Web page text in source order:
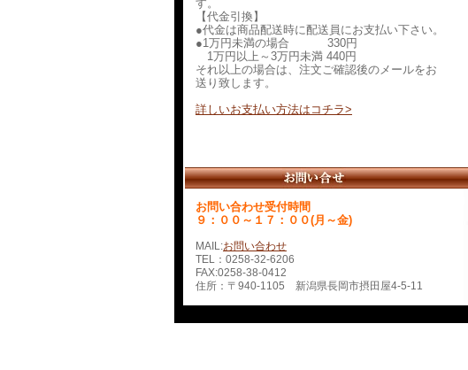
す。
【代金引換】
●代金は商品配送時に配送員にお支払い下さい。
●1万円未満の場合 330円
1万円以上～3万円未満 440円
それ以上の場合は、注文ご確認後のメールをお
送り致します。
詳しいお支払い方法はコチラ>
お問い合わせ受付時間
９：００～１７：００(月～金)
MAIL:お問い合わせ
TEL：0258-32-6206
FAX:0258-38-0412
住所：〒940-1105 新潟県長岡市摂田屋4-5-11